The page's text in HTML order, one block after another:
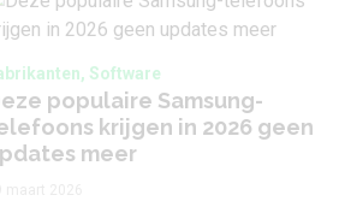
Software
populaire Samsung-
krijgen in 2026 geen
meer